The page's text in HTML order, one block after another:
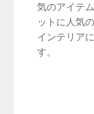
気のアイテ
ットに人気
インテリア
す。